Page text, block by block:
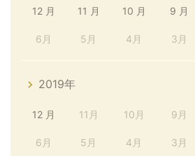
12 月 11 月 10 月 9 月
6月 5月 4月 3月
2019年
12 月 11月 10月 9月
6月 5月 4月 3月